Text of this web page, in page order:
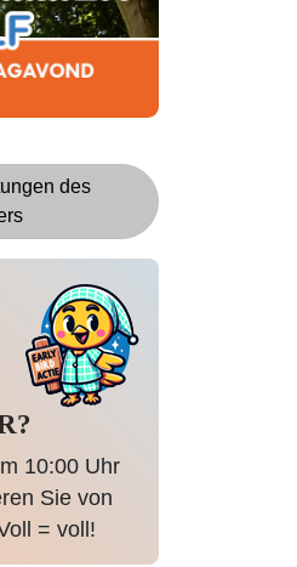
des
10:00 Uhr
Sie von
= voll!